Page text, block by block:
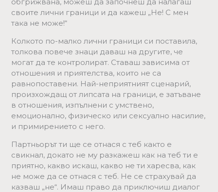
своите лични граници и да кажеш „Не! С мен
така не може!“
Колкото по-малко лични граници си поставила,
толкова повече знаци даваш на другите, че
могат да те контролират. Ставаш зависима от
отношения и приятелства, които не са
равнопоставени. Най-неприятният сценарий,
произхождащ от липсата на граници, е затъване
в отношения, изпълнени с умствено,
емоционално, физическо или сексуално насилие,
и примирението с него.
Партньорът ти ще се отнася с теб както е
свикнал, докато не му разкажеш как на теб ти е
приятно, какво искаш, какво не ти харесва, как
не може да се отнася с теб. Не се страхувай да
казваш „не“. Имаш право да приключиш диалог